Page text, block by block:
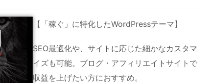
【「稼ぐ」に特化したWordPressテーマ】
SEO最適化や、サイトに応じた細かなカスタマ
イズも可能。ブログ・アフィリエイトサイトで
収益を上げたい方におすすめ。